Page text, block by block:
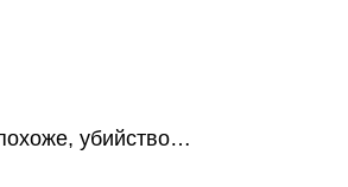
убийство…